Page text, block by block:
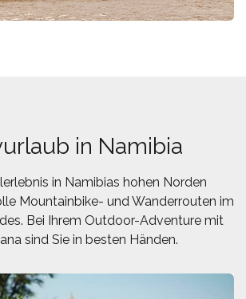
in Namibia
in Namibias hohen Norden
Mountainbike- und Wanderrouten im
Bei Ihrem Outdoor-Adventure mit
sind Sie in besten Händen.